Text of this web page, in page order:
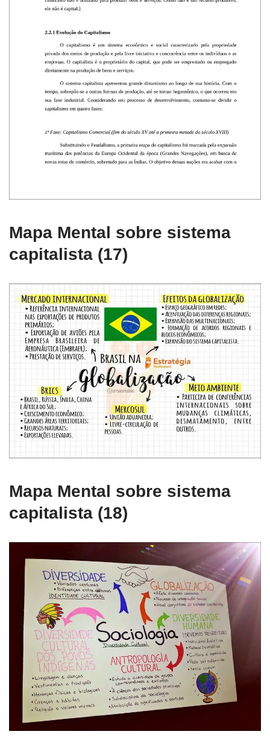
Mapa Mental sobre sistema
capitalista (17)
Mapa Mental sobre sistema
capitalista (18)